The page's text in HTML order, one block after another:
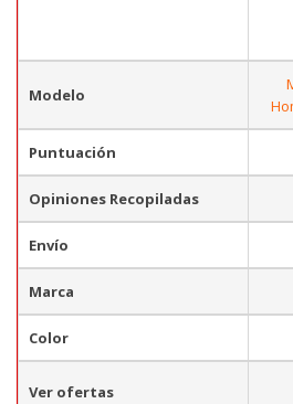
Modelo
Puntuación
Opiniones Recopiladas
Envío
Marca
Color
Ver ofertas